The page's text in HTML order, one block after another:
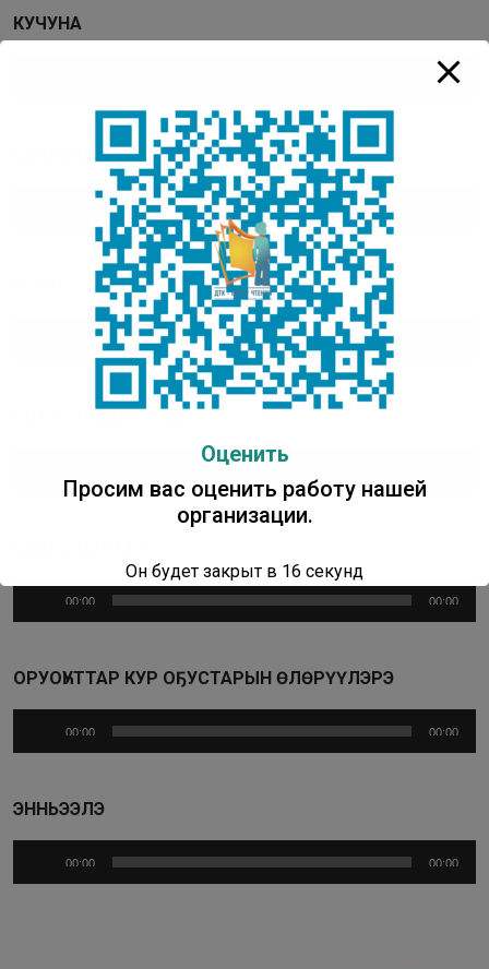
КУЧУНА
00:00
БААЙКАЛАР УРУУЛАРА
Аудиоплеер
КУТУРУКТААХ ЭҺЭ
Аудиоплеер
ХОТУУРДААХ КУНАЙ
Аудиоплеер
00:00 00:00
ОРУОҺУТТАР КУР ОҔУСТАРЫН ӨЛӨРҮҮЛЭРЭ
00:00 00:00
ЭННЬЭЭЛЭ
00:00 00:00
Оценить
Просим вас оценить работу нашей
организации.
Он будет закрыт в 16 секунд